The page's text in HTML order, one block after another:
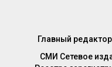
Главный
СМИ Сетевое